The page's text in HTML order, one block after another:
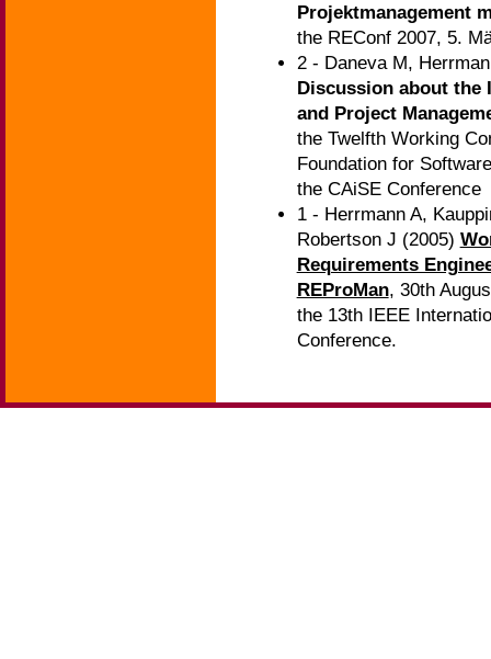
Projektmanagement
the REConf 2007, 5.
2 - Daneva M,
Discussion about the
and Project
the Twelfth Working
Foundation for
the CAiSE Conference
1 - Herrmann A,
Robertson J (2005)
Requirements
REProMan, 30th
the 13th IEEE
Conference.